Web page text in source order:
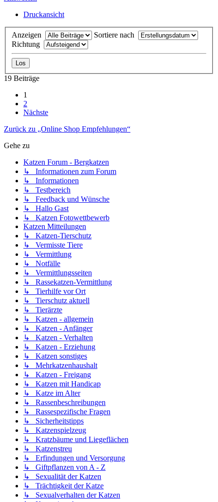
Druckansicht
Anzeigen
Sortiere nach
Richtung
19 Beiträge
1
2
Nächste
Zurück zu „Online Shop Empfehlungen“
Gehe zu
Katzen Forum - Bergkatzen
↳ Informationen zum Forum
↳ Informationen
↳ Testbereich
↳ Feedback und Wünsche
↳ Hallo Gast
↳ Katzen Fotowettbewerb
Katzen Mitteilungen
↳ Katzen-Tierschutz
↳ Vermisste Tiere
↳ Vermittlung
↳ Notfälle
↳ Vermittlungsseiten
↳ Rassekatzen-Vermittlung
↳ Tierhilfe vor Ort
↳ Tierschutz aktuell
↳ Tierärzte
↳ Katzen - allgemein
↳ Katzen - Anfänger
↳ Katzen - Verhalten
↳ Katzen - Erziehung
↳ Katzen sonstiges
↳ Mehrkatzenhaushalt
↳ Katzen - Freigang
↳ Katzen mit Handicap
↳ Katze im Alter
↳ Rassenbeschreibungen
↳ Rassespezifische Fragen
↳ Sicherheitstipps
↳ Katzenspielzeug
↳ Kratzbäume und Liegeflächen
↳ Katzenstreu
↳ Erfindungen und Versorgung
↳ Giftpflanzen von A - Z
↳ Sexualität der Katzen
↳ Trächtigkeit der Katze
↳ Sexualverhalten der Katzen